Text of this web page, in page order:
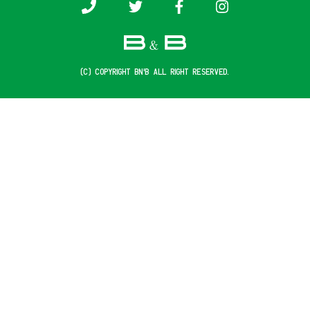
(c) COPYRIGHT B&B ALL RIGHT RESERVED.